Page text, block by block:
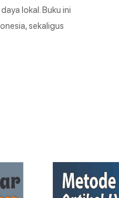
lokal. Buku ini
sekaligus